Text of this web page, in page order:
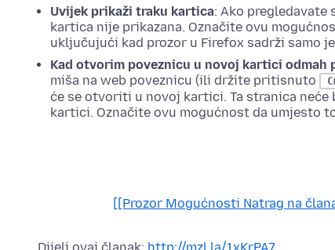
Uvijek prikaži traku kartica: Ako pregledavate
kartica nije prikazana. Označite ovu
uključujući kad prozor u Firefox sadrži samo
Kad otvorim poveznicu u novoj kartici odmah
miša na web poveznicu (ili držite pritisnuto
će se otvoriti u novoj kartici. Ta stranica
kartici. Označite ovu mogućnost da umjesto
[[Prozor Mogućnosti Natrag na